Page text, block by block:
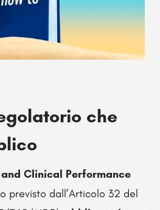
che
Clinical Performance
previsto dall’Articolo 32 del